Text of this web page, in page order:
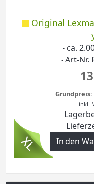
Original
- ca.
- Art-Nr.
Grundpreis:
inkl.
In den